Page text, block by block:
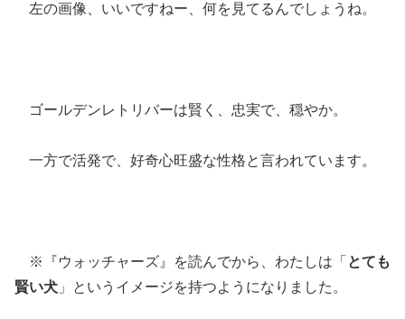
左の画像、いいですねー、何を見てるんでしょうね。
ゴールデンレトリバーは賢く、忠実で、穏やか。
一方で活発で、好奇心旺盛な性格と言われています。
※『ウォッチャーズ』を読んでから、わたしは「 とても
賢い犬 」というイメージを持つようになりました。